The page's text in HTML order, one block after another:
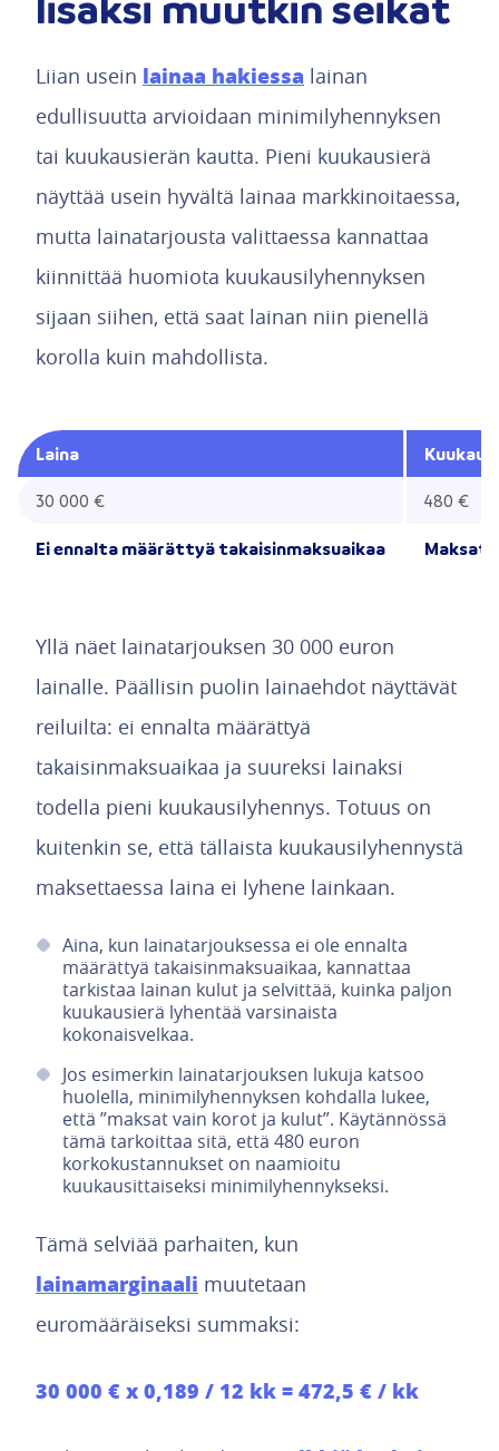
Liian usein lainaa hakiessa lainan
edullisuutta arvioidaan minimilyhennyksen
tai kuukausierän kautta. Pieni kuukausierä
näyttää usein hyvältä lainaa markkinoitaessa,
mutta lainatarjousta valittaessa kannattaa
kiinnittää huomiota kuukausilyhennyksen
sijaan siihen, että saat lainan niin pienellä
korolla kuin mahdollista.
Laina
30 000 € 480 €
Ei ennalta määrättyä takaisinmaksuaikaa Maksat
Yllä näet lainatarjouksen 30 000 euron
lainalle. Päällisin puolin lainaehdot näyttävät
reiluilta: ei ennalta määrättyä
takaisinmaksuaikaa ja suureksi lainaksi
todella pieni kuukausilyhennys. Totuus on
kuitenkin se, että tällaista kuukausilyhennystä
maksettaessa laina ei lyhene lainkaan.
Aina, kun lainatarjouksessa ei ole ennalta
määrättyä takaisinmaksuaikaa, kannattaa
tarkistaa lainan kulut ja selvittää, kuinka paljon
kuukausierä lyhentää varsinaista
kokonaisvelkaa.
Jos esimerkin lainatarjouksen lukuja katsoo
huolella, minimilyhennyksen kohdalla lukee,
että ”maksat vain korot ja kulut”. Käytännössä
tämä tarkoittaa sitä, että 480 euron
korkokustannukset on naamioitu
kuukausittaiseksi minimilyhennykseksi.
Tämä selviää parhaiten, kun
lainamarginaali muutetaan
euromääräiseksi summaksi:
30 000 € x 0,189 / 12 kk = 472,5 € / kk